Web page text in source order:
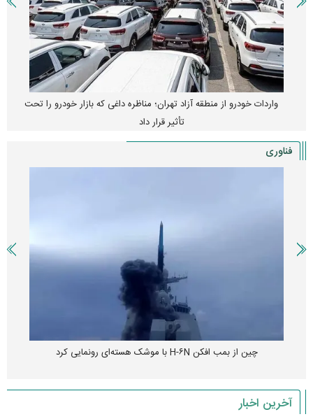
واردات خودرو از منطقه آزاد تهران؛ مناظره داغی که بازار خودرو را تحت
تأثیر قرار داد
فناوری
چین از بمب افکن H-۶N با موشک هسته‌ای رونمایی کرد
آخرین اخبار